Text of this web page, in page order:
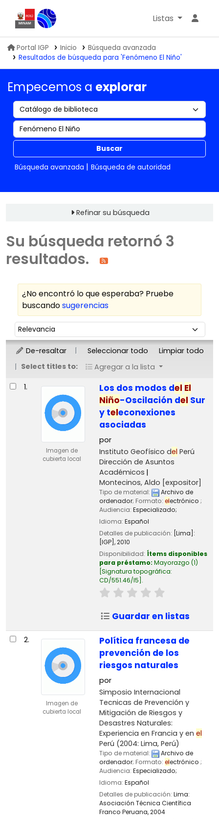
Biblioteca IGP
Listas
Portal IGP Inicio
Búsqueda avanzada
Resultados de búsqueda para 'Fenómeno El Niño'
Empecemos a explorar
Buscar
Búsqueda avanzada
Búsqueda de autoridad
Refinar su búsqueda
Su búsqueda retornó 3
resultados.
¿No encontró lo que esperaba? Pruebe
buscandosugerencias
Ordenar
Ordenar por:
De-resaltar Seleccionar todo
Limpiar todo
Select titles to:
Agregar a la lista
Resultados
1.
Imagen de
cubierta local
Los dos modos del El
Niño-Oscilación del Sur
y teleconexiones
asociadas
por
Instituto Geofísico del Perú
Dirección de Asuntos
Académicos
Montecinos, Aldo [expositor]
Tipo de material:
Archivo de
ordenador; Formato: electrónico ;
Audiencia: Especializado;
Idioma: Español
Detalles de publicación: [Lima]:
[IGP],2010
Disponibilidad: Ítems disponibles
para préstamo: Mayorazgo (1)
Signatura topográfica:
CD/551.46/I5 .
Guardar en listas
2.
Imagen de
cubierta local
Política francesa de
prevención de los
riesgos naturales
por
Simposio Internacional
Tecnicas de Prevención y
Mitigación de Riesgos y
Desastres Naturales:
Experiencia en Francia y en el
Perú (2004: Lima, Perú)
Tipo de material:
Archivo de
ordenador; Formato: electrónico ;
Audiencia: Especializado;
Idioma: Español
Detalles de publicación: Lima:
Asociación Técnica Científica
Franco Peruana,2004